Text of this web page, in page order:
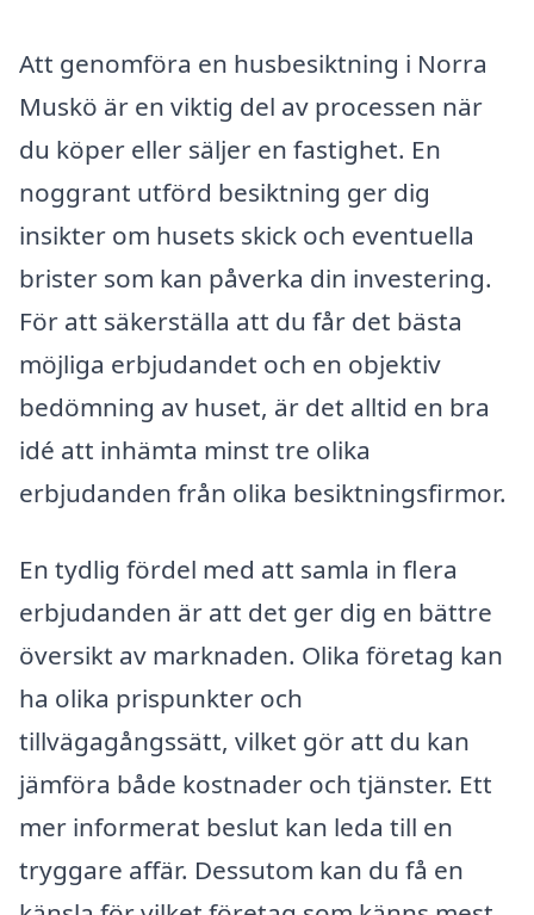
Att genomföra en husbesiktning i Norra
Muskö är en viktig del av processen när
du köper eller säljer en fastighet. En
noggrant utförd besiktning ger dig
insikter om husets skick och eventuella
brister som kan påverka din investering.
För att säkerställa att du får det bästa
möjliga erbjudandet och en objektiv
bedömning av huset, är det alltid en bra
idé att inhämta minst tre olika
erbjudanden från olika besiktningsfirmor.
En tydlig fördel med att samla in flera
erbjudanden är att det ger dig en bättre
översikt av marknaden. Olika företag kan
ha olika prispunkter och
tillvägagångssätt, vilket gör att du kan
jämföra både kostnader och tjänster. Ett
mer informerat beslut kan leda till en
tryggare affär. Dessutom kan du få en